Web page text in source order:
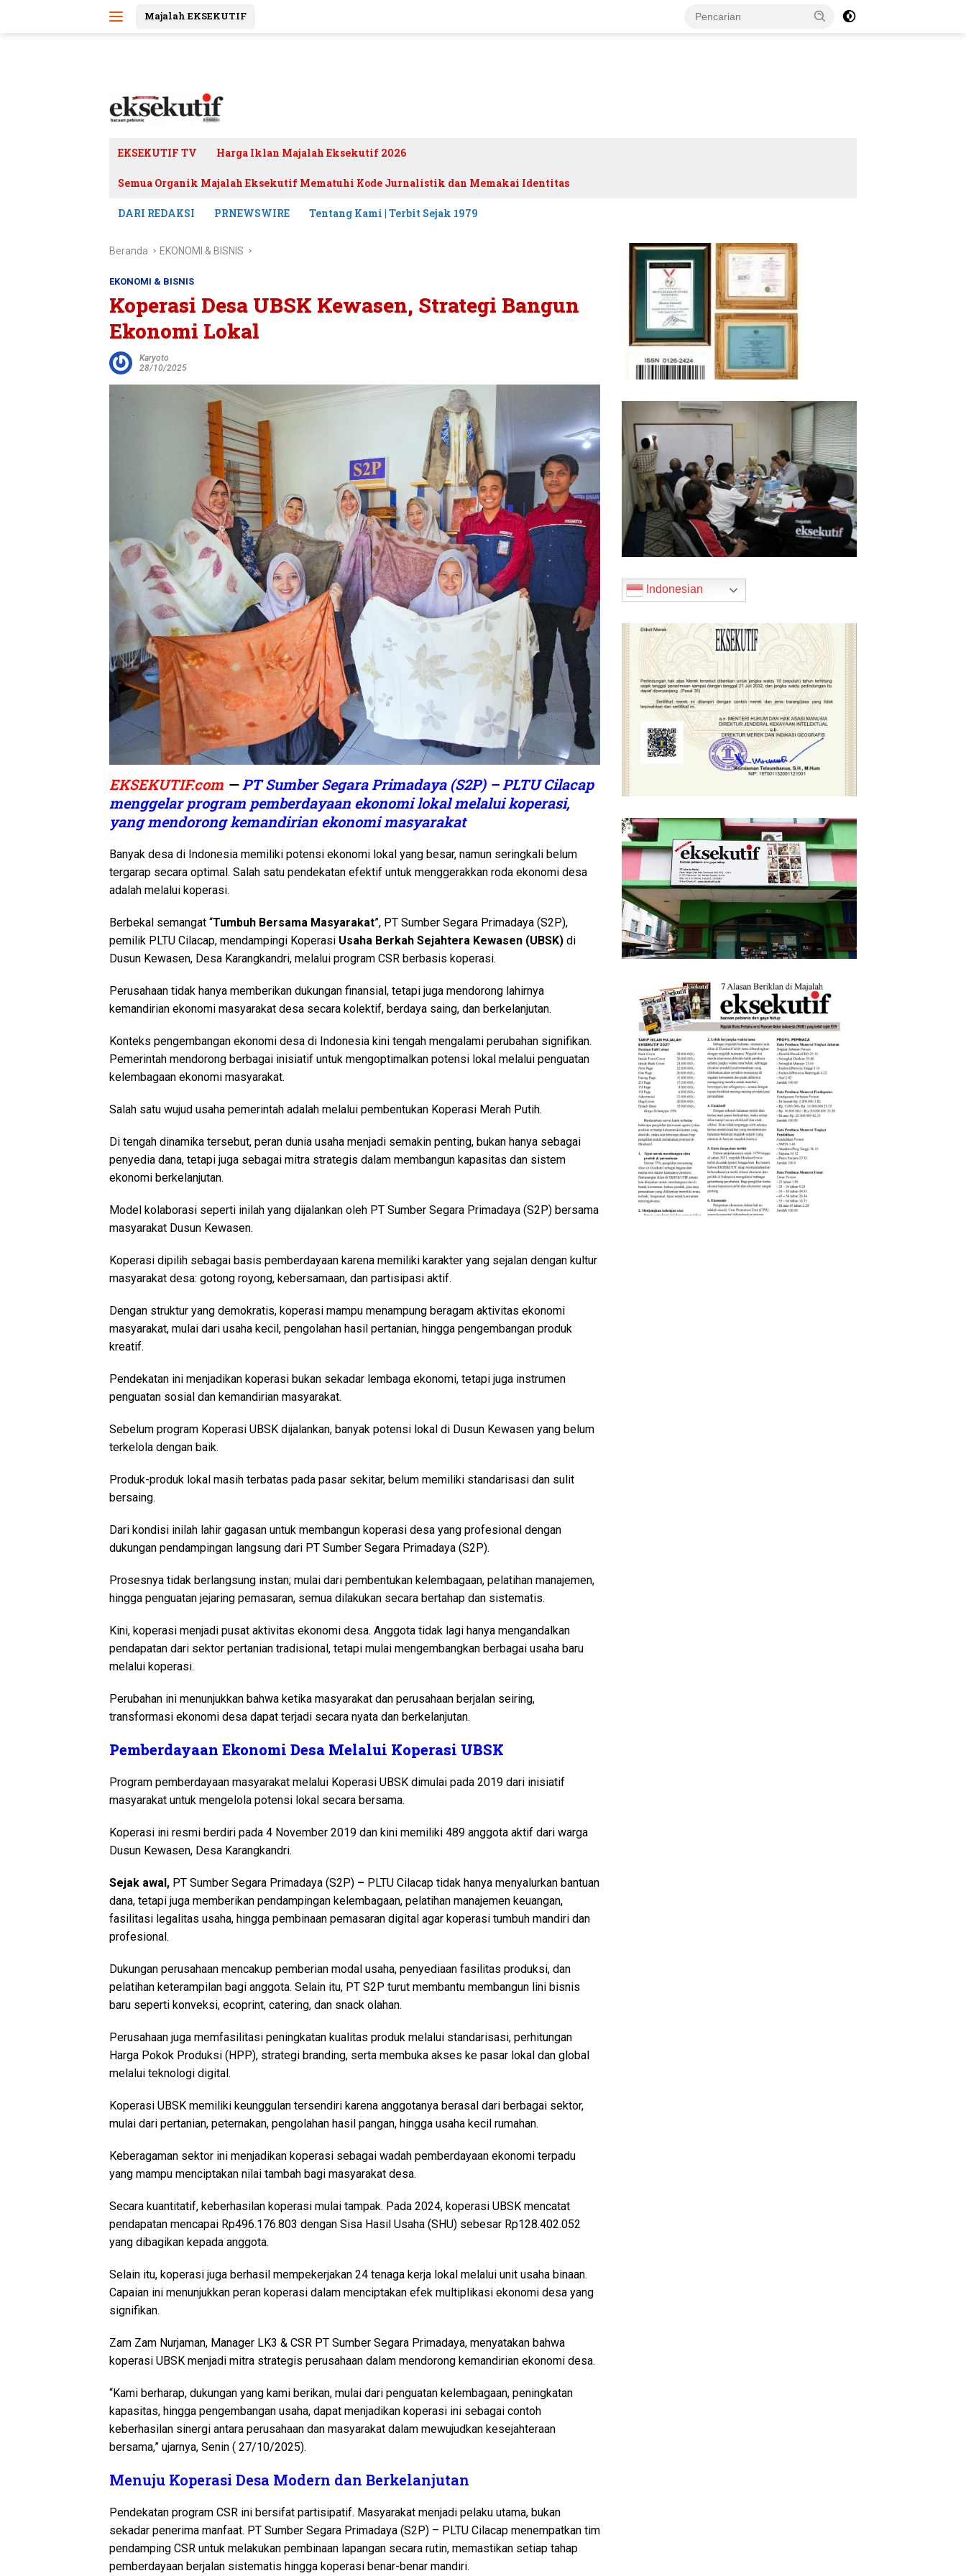
Majalah EKSEKUTIF
EKSEKUTIF TV Harga Iklan Majalah Eksekutif 2026
Semua Organik Majalah Eksekutif Mematuhi Kode Jurnalistik dan Memakai Identitas
DARI REDAKSI PRNEWSWIRE Tentang Kami | Terbit Sejak 1979
Beranda EKONOMI & BISNIS
EKONOMI & BISNIS
Koperasi Desa UBSK Kewasen, Strategi Bangun
Ekonomi Lokal
Karyoto
28/10/2025
EKSEKUTIF.com —PT Sumber Segara Primadaya (S2P) – PLTU Cilacap
menggelar program pemberdayaan ekonomi lokal melalui koperasi,
yang mendorong kemandirian ekonomi masyarakat
Banyak desa di Indonesia memiliki potensi ekonomi lokal yang besar, namun seringkali belum
tergarap secara optimal. Salah satu pendekatan efektif untuk menggerakkan roda ekonomi desa
adalah melalui koperasi.
Berbekal semangat “Tumbuh Bersama Masyarakat”, PT Sumber Segara Primadaya (S2P),
pemilik PLTU Cilacap, mendampingi Koperasi Usaha Berkah Sejahtera Kewasen (UBSK) di
Dusun Kewasen, Desa Karangkandri, melalui program CSR berbasis koperasi.
Perusahaan tidak hanya memberikan dukungan finansial, tetapi juga mendorong lahirnya
kemandirian ekonomi masyarakat desa secara kolektif, berdaya saing, dan berkelanjutan.
Konteks pengembangan ekonomi desa di Indonesia kini tengah mengalami perubahan signifikan.
Pemerintah mendorong berbagai inisiatif untuk mengoptimalkan potensi lokal melalui penguatan
kelembagaan ekonomi masyarakat.
Salah satu wujud usaha pemerintah adalah melalui pembentukan Koperasi Merah Putih.
Di tengah dinamika tersebut, peran dunia usaha menjadi semakin penting, bukan hanya sebagai
penyedia dana, tetapi juga sebagai mitra strategis dalam membangun kapasitas dan sistem
ekonomi berkelanjutan.
Model kolaborasi seperti inilah yang dijalankan oleh PT Sumber Segara Primadaya (S2P) bersama
masyarakat Dusun Kewasen.
Koperasi dipilih sebagai basis pemberdayaan karena memiliki karakter yang sejalan dengan kultur
masyarakat desa: gotong royong, kebersamaan, dan partisipasi aktif.
Dengan struktur yang demokratis, koperasi mampu menampung beragam aktivitas ekonomi
masyarakat, mulai dari usaha kecil, pengolahan hasil pertanian, hingga pengembangan produk
kreatif.
Pendekatan ini menjadikan koperasi bukan sekadar lembaga ekonomi, tetapi juga instrumen
penguatan sosial dan kemandirian masyarakat.
Sebelum program Koperasi UBSK dijalankan, banyak potensi lokal di Dusun Kewasen yang belum
terkelola dengan baik.
Produk-produk lokal masih terbatas pada pasar sekitar, belum memiliki standarisasi dan sulit
bersaing.
Dari kondisi inilah lahir gagasan untuk membangun koperasi desa yang profesional dengan
dukungan pendampingan langsung dari PT Sumber Segara Primadaya (S2P).
Prosesnya tidak berlangsung instan; mulai dari pembentukan kelembagaan, pelatihan manajemen,
hingga penguatan jejaring pemasaran, semua dilakukan secara bertahap dan sistematis.
Kini, koperasi menjadi pusat aktivitas ekonomi desa. Anggota tidak lagi hanya mengandalkan
pendapatan dari sektor pertanian tradisional, tetapi mulai mengembangkan berbagai usaha baru
melalui koperasi.
Perubahan ini menunjukkan bahwa ketika masyarakat dan perusahaan berjalan seiring,
transformasi ekonomi desa dapat terjadi secara nyata dan berkelanjutan.
Pemberdayaan Ekonomi Desa Melalui Koperasi UBSK
Program pemberdayaan masyarakat melalui Koperasi UBSK dimulai pada 2019 dari inisiatif
masyarakat untuk mengelola potensi lokal secara bersama.
Koperasi ini resmi berdiri pada 4 November 2019 dan kini memiliki 489 anggota aktif dari warga
Dusun Kewasen, Desa Karangkandri.
Sejak awal, PT Sumber Segara Primadaya (S2P) – PLTU Cilacap tidak hanya menyalurkan bantuan
dana, tetapi juga memberikan pendampingan kelembagaan, pelatihan manajemen keuangan,
fasilitasi legalitas usaha, hingga pembinaan pemasaran digital agar koperasi tumbuh mandiri dan
profesional.
Dukungan perusahaan mencakup pemberian modal usaha, penyediaan fasilitas produksi, dan
pelatihan keterampilan bagi anggota. Selain itu, PT S2P turut membantu membangun lini bisnis
baru seperti konveksi, ecoprint, catering, dan snack olahan.
Perusahaan juga memfasilitasi peningkatan kualitas produk melalui standarisasi, perhitungan
Harga Pokok Produksi (HPP), strategi branding, serta membuka akses ke pasar lokal dan global
melalui teknologi digital.
Koperasi UBSK memiliki keunggulan tersendiri karena anggotanya berasal dari berbagai sektor,
mulai dari pertanian, peternakan, pengolahan hasil pangan, hingga usaha kecil rumahan.
Keberagaman sektor ini menjadikan koperasi sebagai wadah pemberdayaan ekonomi terpadu
yang mampu menciptakan nilai tambah bagi masyarakat desa.
Secara kuantitatif, keberhasilan koperasi mulai tampak. Pada 2024, koperasi UBSK mencatat
pendapatan mencapai Rp496.176.803 dengan Sisa Hasil Usaha (SHU) sebesar Rp128.402.052
yang dibagikan kepada anggota.
Selain itu, koperasi juga berhasil mempekerjakan 24 tenaga kerja lokal melalui unit usaha binaan.
Capaian ini menunjukkan peran koperasi dalam menciptakan efek multiplikasi ekonomi desa yang
signifikan.
Zam Zam Nurjaman, Manager LK3 & CSR PT Sumber Segara Primadaya, menyatakan bahwa
koperasi UBSK menjadi mitra strategis perusahaan dalam mendorong kemandirian ekonomi desa.
“Kami berharap, dukungan yang kami berikan, mulai dari penguatan kelembagaan, peningkatan
kapasitas, hingga pengembangan usaha, dapat menjadikan koperasi ini sebagai contoh
keberhasilan sinergi antara perusahaan dan masyarakat dalam mewujudkan kesejahteraan
bersama,” ujarnya, Senin ( 27/10/2025).
Menuju Koperasi Desa Modern dan Berkelanjutan
Pendekatan program CSR ini bersifat partisipatif. Masyarakat menjadi pelaku utama, bukan
sekadar penerima manfaat. PT Sumber Segara Primadaya (S2P) – PLTU Cilacap menempatkan tim
pendamping CSR untuk melakukan pembinaan lapangan secara rutin, memastikan setiap tahap
pemberdayaan berjalan sistematis hingga koperasi benar-benar mandiri.
Indonesian